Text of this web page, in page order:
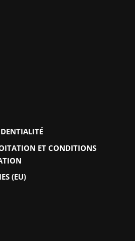
ET CONDITIONS
(EU)